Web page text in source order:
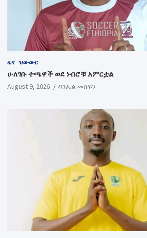
ዜና ዝውውር
ሁለገቡ ተጫዋች ወደ ነብሮቹ አምርቷል
August 9, 2026 ዳንኤል መስፍን